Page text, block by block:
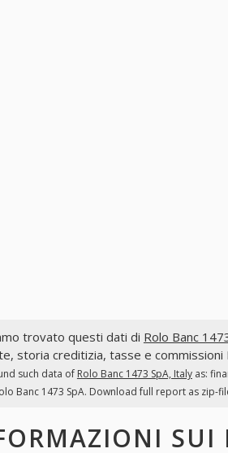
trovato questi dati di Rolo Banc
storia creditizia, tasse e commissioni
such data of Rolo Banc 1473 SpA, Italyas:
Banc 1473 SpA. Download full report as zip-
SUI